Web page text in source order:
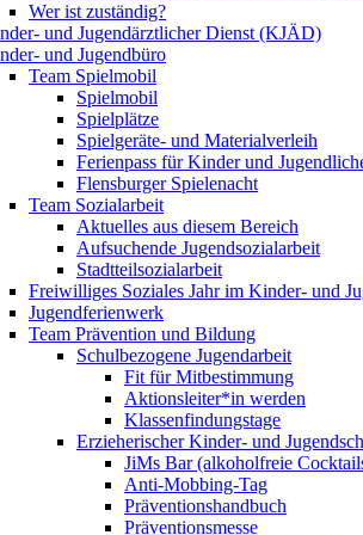
Wer ist zuständig?
und Jugendärztlicher Dienst (KJÄD)
und Jugendbüro
Team Spielmobil
Spielmobil
Spielplätze
Spielgeräte- und Materialverleih
Ferienpass für Kinder und
Flensburger Spielenacht
Team Sozialarbeit
Aktuelles aus diesem Bereich
Aufsuchende Jugendsozialarbeit
Stadtteilsozialarbeit
Freiwilliges Soziales Jahr im Kinder- und
Jugendferienwerk
Team Prävention und Bildung
Schulbezogene Jugendarbeit
Fit für Mitbestimmung
Aktionsleiter*in werden
Klassenfindungstage
Erzieherischer Kinder- und
JiMs Bar (alkoholfreie
Anti-Mobbing-Tag
Präventionshandbuch
Präventionsmesse